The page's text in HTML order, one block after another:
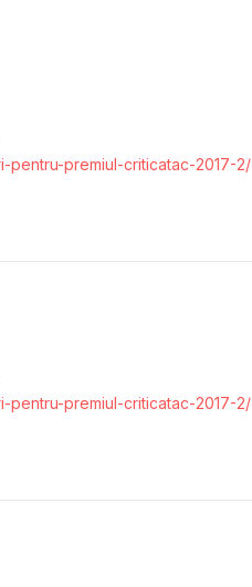
pentru-premiul-criticatac-2017-2/
pentru-premiul-criticatac-2017-2/